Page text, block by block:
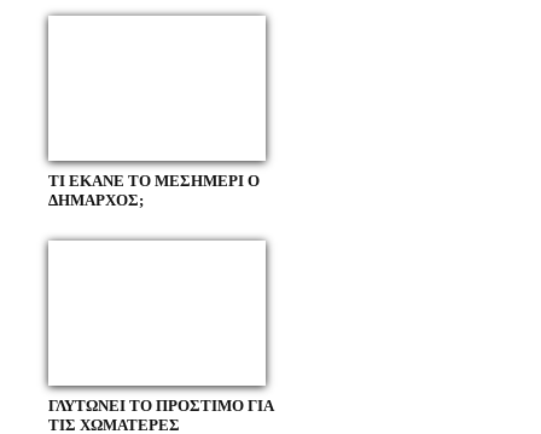
ΤΙ ΕΚΑΝΕ ΤΟ ΜΕΣΗΜΕΡΙ Ο
ΔΗΜΑΡΧΟΣ;
ΓΛΥΤΩΝΕΙ ΤΟ ΠΡΟΣΤΙΜΟ ΓΙΑ
ΤΙΣ ΧΩΜΑΤΕΡΕΣ